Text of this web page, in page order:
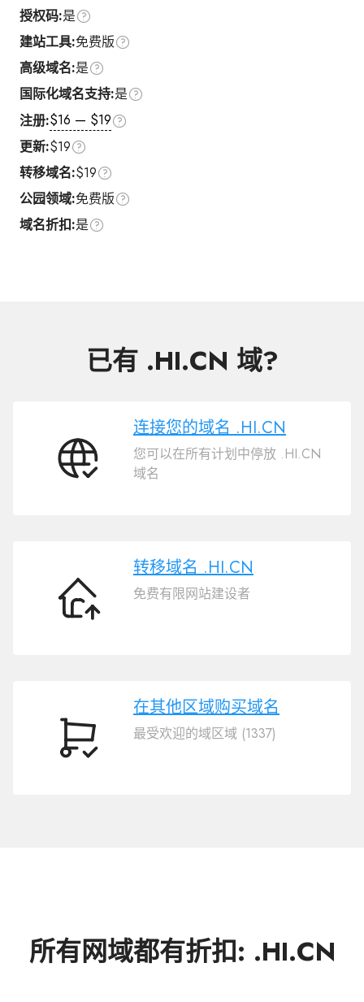
授权码:是
建站工具:免费版
高级域名:是
国际化域名支持:是
注册:$16 — $19
更新:$19
转移域名:$19
公园领域:免费版
域名折扣:是
已有 .HI.CN 域?
连
.HI.CN
连接您的域名 .HI.CN
您可以在所有计划中停放 .HI.CN
域名
转
转移域名 .HI.CN
免费有限网站建设者
在
在其他区域购买域名
最受欢迎的域区域 (1337)
所有网域都有折扣: .HI.CN